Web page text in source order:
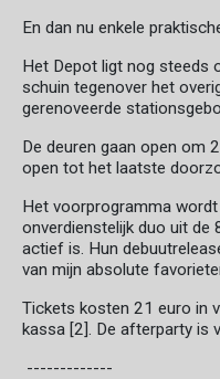
En dan nu enkele
Het Depot ligt nog steeds
schuin tegenover het
gerenoveerde
De deuren gaan open om
open tot het laatste
Het voorprogramma
onverdienstelijk duo uit de
actief is. Hun
van mijn absolute
Tickets kosten 21 euro in
kassa [2]. De afterparty is
-------------